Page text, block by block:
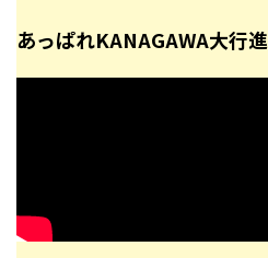
あっぱれKANAGAWA大行進